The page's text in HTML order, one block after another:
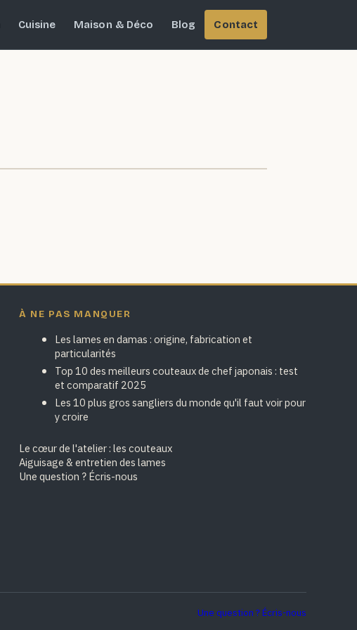
Cuisine Maison & Déco Blog Contact
À NE PAS MANQUER
Les lames en damas : origine, fabrication et
particularités
Top 10 des meilleurs couteaux de chef japonais : test
et comparatif 2025
Les 10 plus gros sangliers du monde qu'il faut voir pour
y croire
Le cœur de l'atelier : les couteaux
Aiguisage & entretien des lames
Une question ? Écris-nous
Une question ? Écris-nous